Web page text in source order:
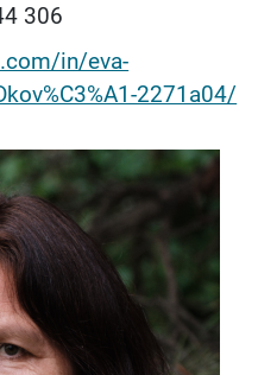
306
in/eva-
2271a04/